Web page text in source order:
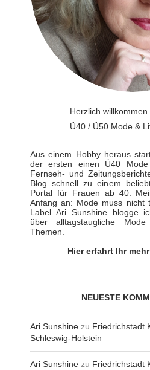
Herzlich
Ü40 / Ü50 Mode &
Aus einem Hobby heraus
der ersten einen Ü40
Fernseh- und
Blog schnell zu einem
Portal für Frauen ab 40.
Anfang an: Mode muss nicht
Label Ari Sunshine blogge
über alltagstaugliche
Themen.
Hier erfahrt Ihr
NEUESTE
Ari Sunshine zu Friedrichstadt
Schleswig-Holstein
Ari Sunshine zu Friedrichstadt